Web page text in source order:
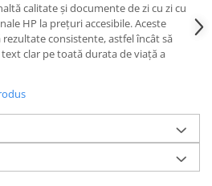
calitate și documente de zi cu zi cu
HP la prețuri accesibile. Aceste
consistente, astfel încât să
clar pe toată durata de viață a